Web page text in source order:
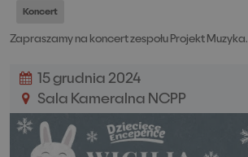
Koncert
Zapraszamy na koncert zespołu Projekt Muzyka.
15 grudnia 2024
Sala Kameralna NCPP